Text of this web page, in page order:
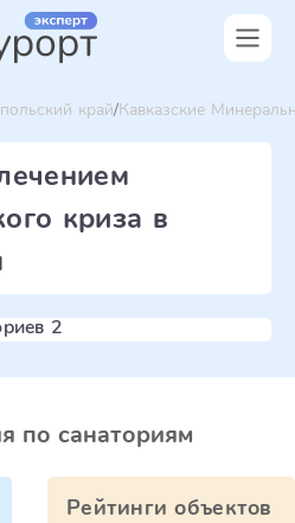
край Кавказские
криза в
2
по санаториям
Рейтинги объектов